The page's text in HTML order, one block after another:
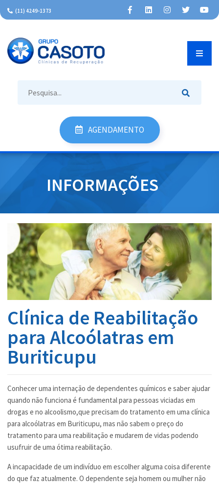
(11) 4249-1373
AGENDAMENTO
INSTITUCIONAL
INTERNAÇÃO
UNIDADES
BLOG
INFORMAÇÕES
CONTATO
INFORMAÇÕES
Clínica de Reabilitação
para Alcoólatras em
Buriticupu
Conhecer uma internação de dependentes químicos e saber ajudar
quando não funciona é fundamental para pessoas viciadas em
drogas e no alcoolismo,que precisam do tratamento em uma clínica
para alcoólatras em Buriticupu, mas não sabem o preço do
tratamento para uma reabilitação e mudarem de vidas podendo
usufruir de uma ótima reabilitação.
A incapacidade de um indivíduo em escolher alguma coisa diferente
do que faz atualmente. O dependente seja homem ou mulher não